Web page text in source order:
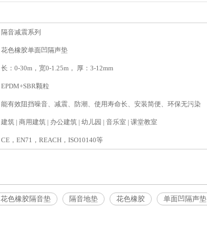
隔音减震系列
花色橡胶单面凹隔声垫
长：0-30m，宽0-1.25m， 厚：3-12mm
EPDM+SBR颗粒
能有效阻挡噪音、减震、防潮、使用寿命长、安装简便、环保无污染
建筑 | 商用建筑 | 办公建筑 | 幼儿园 | 音乐室 | 课堂教室
CE，EN71，REACH，ISO10140等
花色橡胶隔音垫 隔音地垫 花色橡胶 单面凹隔声垫